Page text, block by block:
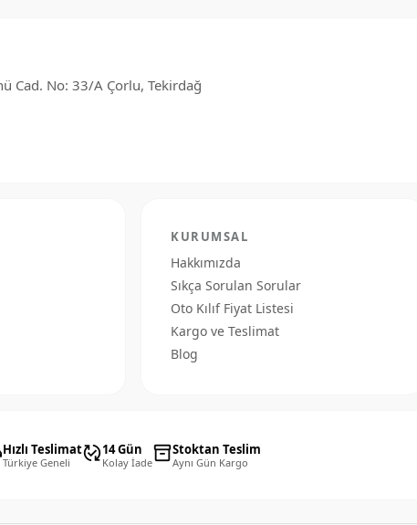
KURUMSAL
Hakkımızda
Sıkça Sorulan Sorular
Oto Kılıf Fiyat Listesi
Kargo ve Teslimat
Blog
Hızlı Teslimat
Türkiye Geneli published_with_changes14 Gün
Kolay İadeinventory_2Stoktan Teslim
Aynı Gün Kargo